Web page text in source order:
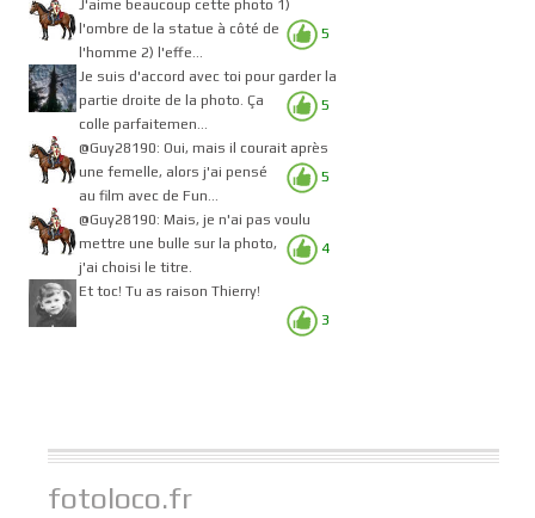
5
J'aime beaucoup cette photo 1)
l'ombre de la statue à côté de
l'homme 2) l'effe...
5
Je suis d'accord avec toi pour garder la
partie droite de la photo. Ça
colle parfaitemen...
5
@Guy28190: Oui, mais il courait après
une femelle, alors j'ai pensé
au film avec de Fun...
4
@Guy28190: Mais, je n'ai pas voulu
mettre une bulle sur la photo,
j'ai choisi le titre.
3
Et toc! Tu as raison Thierry!
fotoloco.fr